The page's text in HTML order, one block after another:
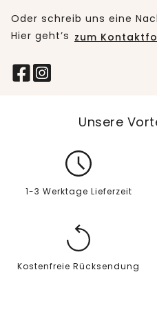
Oder schreib uns eine
Hier geht’s zum
Unsere
1-3 Werktage Lieferzeit
Kostenfreie Rücksendung